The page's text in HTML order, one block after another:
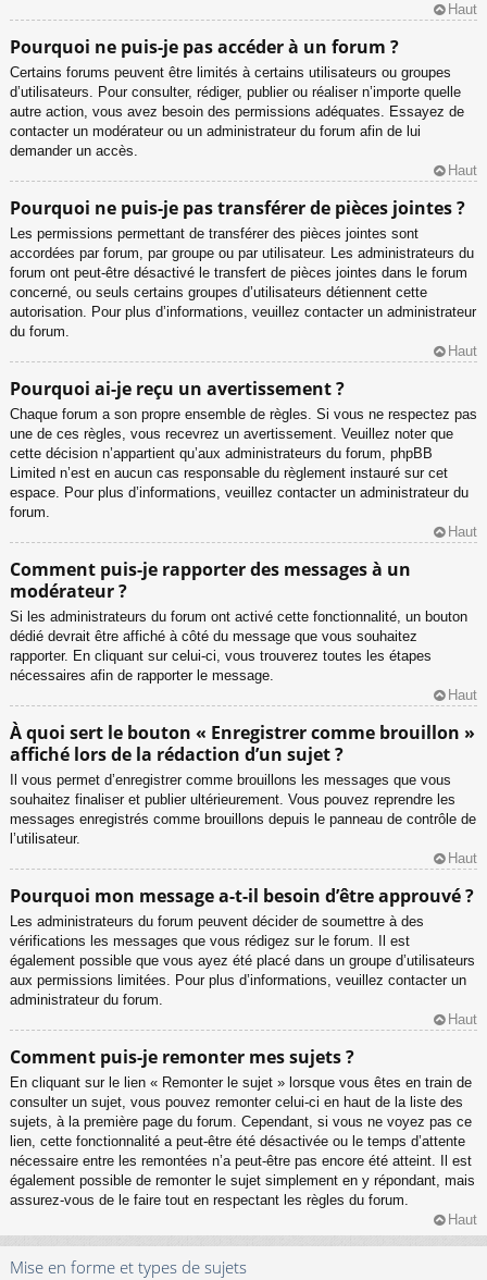
Haut
Pourquoi ne puis-je pas accéder à un forum ?
Certains forums peuvent être limités à certains utilisateurs ou groupes
d’utilisateurs. Pour consulter, rédiger, publier ou réaliser n’importe quelle
autre action, vous avez besoin des permissions adéquates. Essayez de
contacter un modérateur ou un administrateur du forum afin de lui
demander un accès.
Haut
Pourquoi ne puis-je pas transférer de pièces jointes ?
Les permissions permettant de transférer des pièces jointes sont
accordées par forum, par groupe ou par utilisateur. Les administrateurs du
forum ont peut-être désactivé le transfert de pièces jointes dans le forum
concerné, ou seuls certains groupes d’utilisateurs détiennent cette
autorisation. Pour plus d’informations, veuillez contacter un administrateur
du forum.
Haut
Pourquoi ai-je reçu un avertissement ?
Chaque forum a son propre ensemble de règles. Si vous ne respectez pas
une de ces règles, vous recevrez un avertissement. Veuillez noter que
cette décision n’appartient qu’aux administrateurs du forum, phpBB
Limited n’est en aucun cas responsable du règlement instauré sur cet
espace. Pour plus d’informations, veuillez contacter un administrateur du
forum.
Haut
Comment puis-je rapporter des messages à un
modérateur ?
Si les administrateurs du forum ont activé cette fonctionnalité, un bouton
dédié devrait être affiché à côté du message que vous souhaitez
rapporter. En cliquant sur celui-ci, vous trouverez toutes les étapes
nécessaires afin de rapporter le message.
Haut
À quoi sert le bouton « Enregistrer comme brouillon »
affiché lors de la rédaction d’un sujet ?
Il vous permet d’enregistrer comme brouillons les messages que vous
souhaitez finaliser et publier ultérieurement. Vous pouvez reprendre les
messages enregistrés comme brouillons depuis le panneau de contrôle de
l’utilisateur.
Haut
Pourquoi mon message a-t-il besoin d’être approuvé ?
Les administrateurs du forum peuvent décider de soumettre à des
vérifications les messages que vous rédigez sur le forum. Il est
également possible que vous ayez été placé dans un groupe d’utilisateurs
aux permissions limitées. Pour plus d’informations, veuillez contacter un
administrateur du forum.
Haut
Comment puis-je remonter mes sujets ?
En cliquant sur le lien « Remonter le sujet » lorsque vous êtes en train de
consulter un sujet, vous pouvez remonter celui-ci en haut de la liste des
sujets, à la première page du forum. Cependant, si vous ne voyez pas ce
lien, cette fonctionnalité a peut-être été désactivée ou le temps d’attente
nécessaire entre les remontées n’a peut-être pas encore été atteint. Il est
également possible de remonter le sujet simplement en y répondant, mais
assurez-vous de le faire tout en respectant les règles du forum.
Haut
Mise en forme et types de sujets